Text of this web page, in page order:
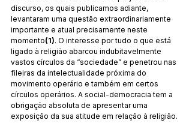
discurso, os quais publicamos adiante,
levantaram uma questão extraordinariamente
importante e atual precisamente neste
momento(1). O interesse por tudo o que está
ligado à religião abarcou indubitavelmente
vastos círculos da “sociedade” e penetrou nas
fileiras da intelectualidade próxima do
movimento operário e também em certos
círculos operários. A social-democracia tem a
obrigação absoluta de apresentar uma
exposição da sua atitude em relação à religião.